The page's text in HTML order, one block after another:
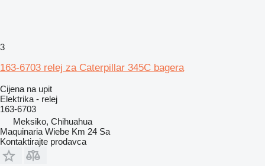
3
163-6703 relej za Caterpillar 345C bagera
Cijena na upit
Elektrika - relej
163-6703
Meksiko, Chihuahua
Maquinaria Wiebe Km 24 Sa
Kontaktirajte prodavca